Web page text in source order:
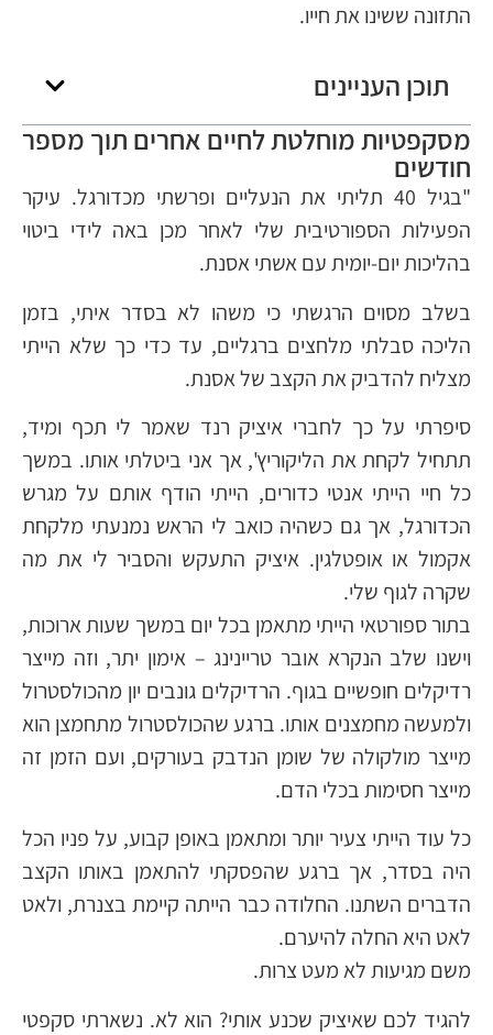
התזונה ששינו את חייו.
תוכן העניינים
מסקפטיות מוחלטת לחיים אחרים תוך מספר
חודשים
"בגיל 40 תליתי את הנעליים ופרשתי מכדורגל. עיקר
הפעילות הספורטיבית שלי לאחר מכן באה לידי ביטוי
בהליכות יום-יומית עם אשתי אסנת.
בשלב מסוים הרגשתי כי משהו לא בסדר איתי, בזמן
הליכה סבלתי מלחצים ברגליים, עד כדי כך שלא הייתי
מצליח להדביק את הקצב של אסנת.
סיפרתי על כך לחברי איציק רנד שאמר לי תכף ומיד,
תתחיל לקחת את הליקוריץ', אך אני ביטלתי אותו. במשך
כל חיי הייתי אנטי כדורים, הייתי הודף אותם על מגרש
הכדורגל, אך גם כשהיה כואב לי הראש נמנעתי מלקחת
אקמול או אופטלגין. איציק התעקש והסביר לי את מה
שקרה לגוף שלי.
בתור ספורטאי הייתי מתאמן בכל יום במשך שעות ארוכות,
וישנו שלב הנקרא אובר טריינינג – אימון יתר, וזה מייצר
רדיקלים חופשיים בגוף. הרדיקלים גונבים יון מהכולסטרול
ולמעשה מחמצנים אותו. ברגע שהכולסטרול מתחמצן הוא
מייצר מולקולה של שומן הנדבק בעורקים, ועם הזמן זה
מייצר חסימות בכלי הדם.
כל עוד הייתי צעיר יותר ומתאמן באופן קבוע, על פניו הכל
היה בסדר, אך ברגע שהפסקתי להתאמן באותו הקצב
הדברים השתנו. החלודה כבר הייתה קיימת בצנרת, ולאט
לאט היא החלה להיערם.
משם מגיעות לא מעט צרות.
להגיד לכם שאיציק שכנע אותי? הוא לא. נשארתי סקפטי